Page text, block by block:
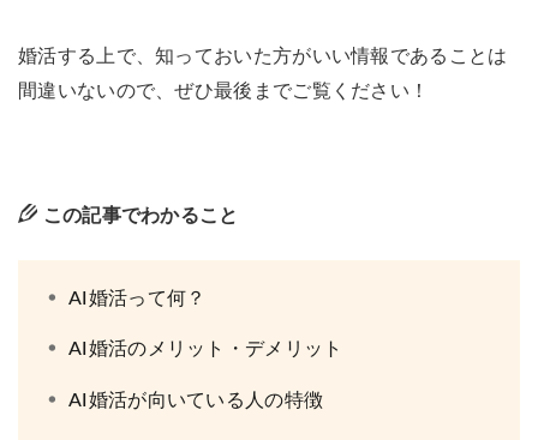
婚活する上で、知っておいた方がいい情報であることは
間違いないので、ぜひ最後までご覧ください！
この記事でわかること
AI婚活って何？
AI婚活のメリット・デメリット
AI婚活が向いている人の特徴